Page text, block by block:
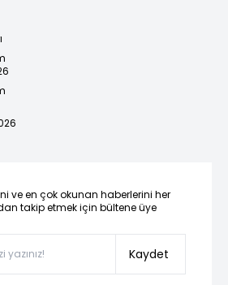
ve en çok okunan haberlerini her
takip etmek için bültene üye
Kaydet